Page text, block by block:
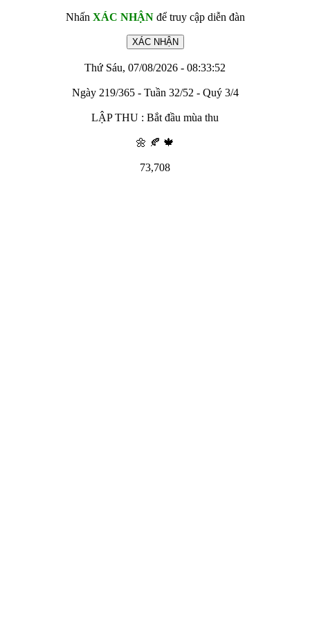
Nhấn XÁC NHẬNđể truy cập diễn đàn
Thứ Sáu, 07/08/2026 - 08:33:52
Ngày 219/365 - Tuần 32/52 - Quý 3/4
LẬP THU : Bắt đầu mùa thu
🌼 🍂 🍁
73,708